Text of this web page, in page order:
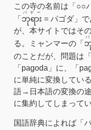
この寺の名前は「○○
「 ဘုရား​
パヤー
= パゴダ」
が、本サイトではそ
る。ミャンマーの「 ဘု
のことだが、問題は「
「pagoda」に、「
に単純に変換してい
語→日本語の変換の
に集約してしまって
国語辞典によれば「